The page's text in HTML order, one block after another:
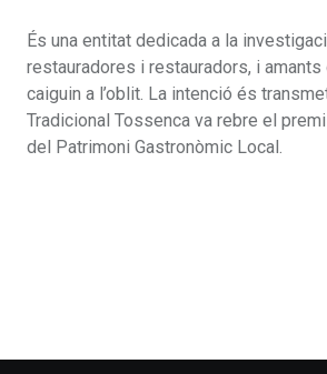
És una entitat dedicada a la
restauradores i restauradors, i
caiguin a l’oblit. La intenció és
Tradicional Tossenca va rebre el
del Patrimoni Gastronòmic Local.